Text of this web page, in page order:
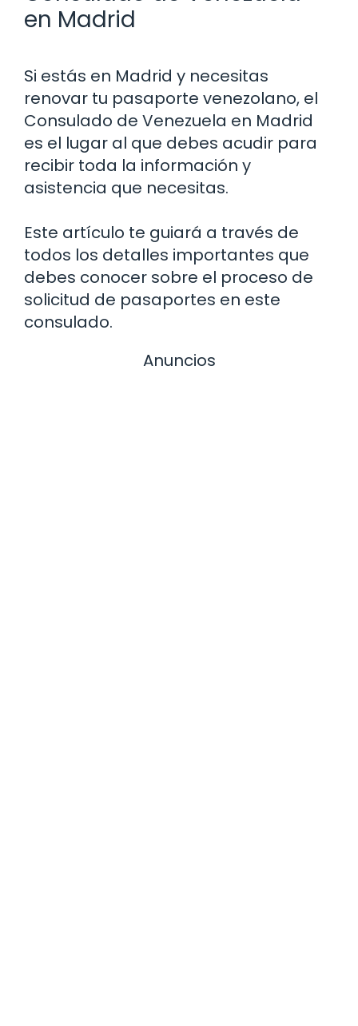
en Madrid
Si estás en Madrid y necesitas
renovar tu pasaporte venezolano, el
Consulado de Venezuela en Madrid
es el lugar al que debes acudir para
recibir toda la información y
asistencia que necesitas.
Este artículo te guiará a través de
todos los detalles importantes que
debes conocer sobre el proceso de
solicitud de pasaportes en este
consulado.
Anuncios